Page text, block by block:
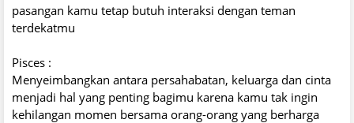
pasangan kamu tetap butuh interaksi dengan teman
terdekatmu
Pisces :
Menyeimbangkan antara persahabatan, keluarga dan cinta
menjadi hal yang penting bagimu karena kamu tak ingin
kehilangan momen bersama orang-orang yang berharga